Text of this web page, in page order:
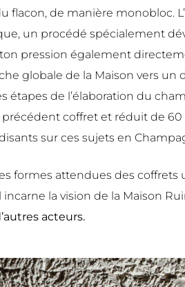
flacon, de manière monobloc.
un procédé spécialement
pression également
globale de la Maison vers
étapes de l’élaboration du
coffret et réduit de
sur ces sujets en
formes attendues des
la vision de la Maison
acteurs.